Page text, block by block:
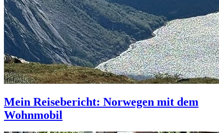
Mein Reisebericht: Norwegen mit dem
Wohnmobil